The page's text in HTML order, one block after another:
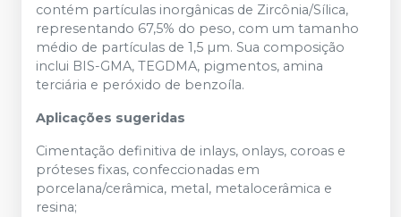
contém partículas inorgânicas de Zircônia/Sílica,
representando 67,5% do peso, com um tamanho
médio de partículas de 1,5 µm. Sua composição
inclui BIS-GMA, TEGDMA, pigmentos, amina
terciária e peróxido de benzoíla.
Aplicações sugeridas
Cimentação definitiva de inlays, onlays, coroas e
próteses fixas, confeccionadas em
porcelana/cerâmica, metal, metalocerâmica e
resina;